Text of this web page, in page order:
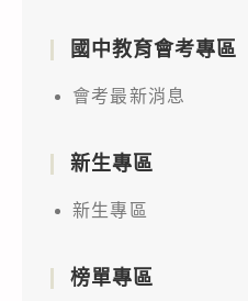
國中教育會考專區
會考最新消息
新生專區
新生專區
榜單專區